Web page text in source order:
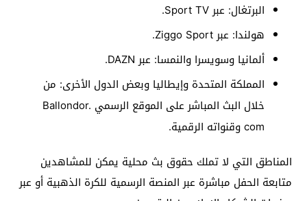
البرتغال: عبر Sport TV.
هولندا: عبر Ziggo Sport.
ألمانيا وسويسرا والنمسا: عبر DAZN.
المملكة المتحدة وإيطاليا وبعض الدول الأخرى: من
خلال البث المباشر على الموقع الرسمي Ballondor.
com وقنواته الرقمية.
المناطق التي لا تملك حقوق بث محلية يمكن للمشاهدين
متابعة الحفل مباشرة عبر المنصة الرسمية للكرة الذهبية أو عبر